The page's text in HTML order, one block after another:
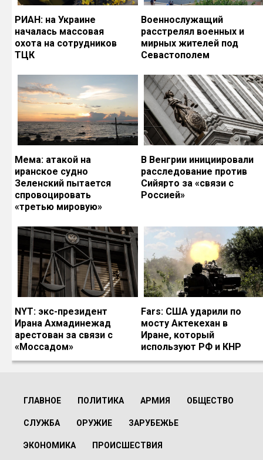
РИАН: на Украине
началась массовая
охота на сотрудников
ТЦК
Военнослужащий
расстрелял военных и
мирных жителей под
Севастополем
Мема: атакой на
иранское судно
Зеленский пытается
спровоцировать
«третью мировую»
В Венгрии инициировали
расследование против
Сийярто за «связи с
Россией»
NYT: экс-президент
Ирана Ахмадинежад
арестован за связи с
«Моссадом»
Fars: США ударили по
мосту Актекехан в
Иране, который
используют РФ и КНР
ГЛАВНОЕ ПОЛИТИКА АРМИЯ ОБЩЕСТВО
СЛУЖБА ОРУЖИЕ ЗАРУБЕЖЬЕ
ЭКОНОМИКА ПРОИСШЕСТВИЯ